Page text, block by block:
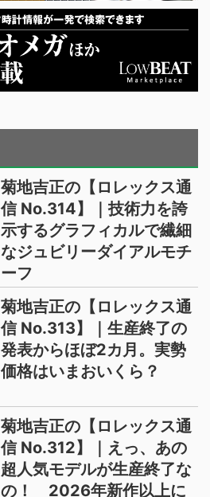
菊地吉正の【ロレックス通
信 No.314】｜技術力を誇
示するグラフィカルで繊細
なジュビリーダイアルモチ
ーフ
菊地吉正の【ロレックス通
信 No.313】｜生産終了の
発表からほぼ2カ月。実勢
価格はいまおいくら？
菊地吉正の【ロレックス通
信 No.312】｜えっ、あの
超人気モデルが生産終了な
の！ 2026年新作以上に